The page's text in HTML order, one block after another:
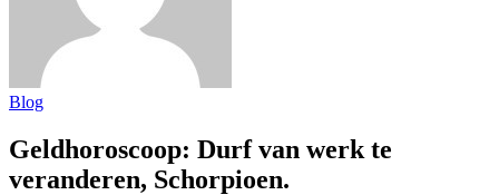
Blog
Geldhoroscoop: Durf van werk te
veranderen, Schorpioen.